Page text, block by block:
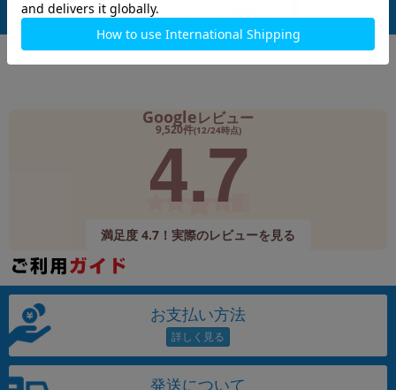
2,980 円 (税込) 中古Cランク
Googleレビュー
9,520件(12/24時点)
4.7
満足度 4.7！実際のレビューを見る
お支払い方法
発送について